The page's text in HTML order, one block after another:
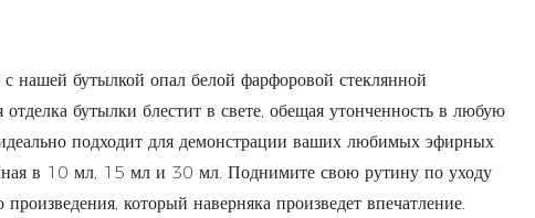
нашей бутылкой опал белой фарфоровой стеклянной
бутылки блестит в свете, обещая утонченность в любую
подходит для демонстрации ваших любимых эфирных
в 10 мл, 15 мл и 30 мл. Поднимите свою рутину по уходу
который наверняка произведет впечатление.